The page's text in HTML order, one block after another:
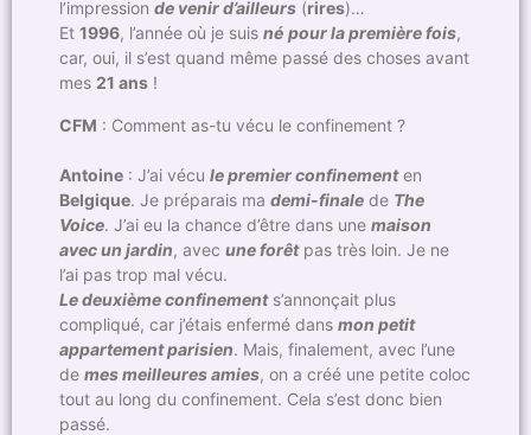
l’impression de venir d’ailleurs (rires)…
Et 1996, l’année où je suis né pour la première fois,
car, oui, il s’est quand même passé des choses avant
mes 21 ans !
CFM : Comment as-tu vécu le confinement ?
Antoine : J’ai vécu le premier confinementen
Belgique. Je préparais ma demi-finale de The
Voice. J’ai eu la chance d’être dans une maison
avec un jardin, avec une forêtpas très loin. Je ne
l’ai pas trop mal vécu.
Le deuxième confinements’annonçait plus
compliqué, car j’étais enfermé dans mon petit
appartement parisien. Mais, finalement, avec l’une
de mes meilleures amies, on a créé une petite coloc
tout au long du confinement. Cela s’est donc bien
passé.